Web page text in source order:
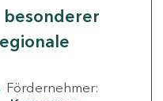
Fördernehmer: